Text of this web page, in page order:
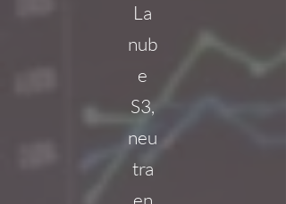
La
nub
e
S3,
neu
tra